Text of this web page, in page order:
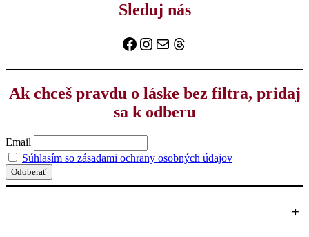
Sleduj nás
Facebook
Instagram
E-mailThreads
Ak chceš pravdu o láske bez filtra, pridaj
sa k odberu
Email
Súhlasím so zásadami ochrany osobných údajov
+